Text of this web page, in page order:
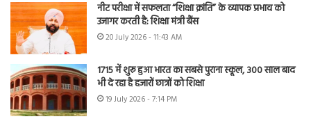
नीट परीक्षा में सफलता “शिक्षा क्रांति” के व्यापक प्रभाव को
उजागर करती है: शिक्षा मंत्री बैंस
20 July 2026 - 11:43 AM
1715 में शुरू हुआ भारत का सबसे पुराना स्कूल, 300 साल बाद
भी दे रहा है हजारों छात्रों को शिक्षा
19 July 2026 - 7:14 PM